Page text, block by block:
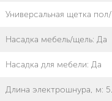
Универсальная щетка
Насадка мебель/щель: Да
Насадка для мебели: Да
Длина электрошнура, м: